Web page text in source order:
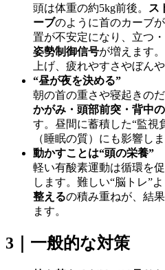
頭は体重の約5kg前後。
ス
ーブのように首のカーブ
置が不安定になり、立つ
姿勢制御信号が増えます
上げ、疲れやすさやぼん
“昼が夜を決める”
朝の首の重さや寝起きの
かがみ・頭部前突・背中
す。昼間に蓄積した“監視
（睡眠の質）にも影響しま
動かすことは“頭の栄養”
軽い有酸素運動は循環を促
します。難しい“脳トレ”よ
整えるの積み重ねが、結
ます。
3｜一般的な対策